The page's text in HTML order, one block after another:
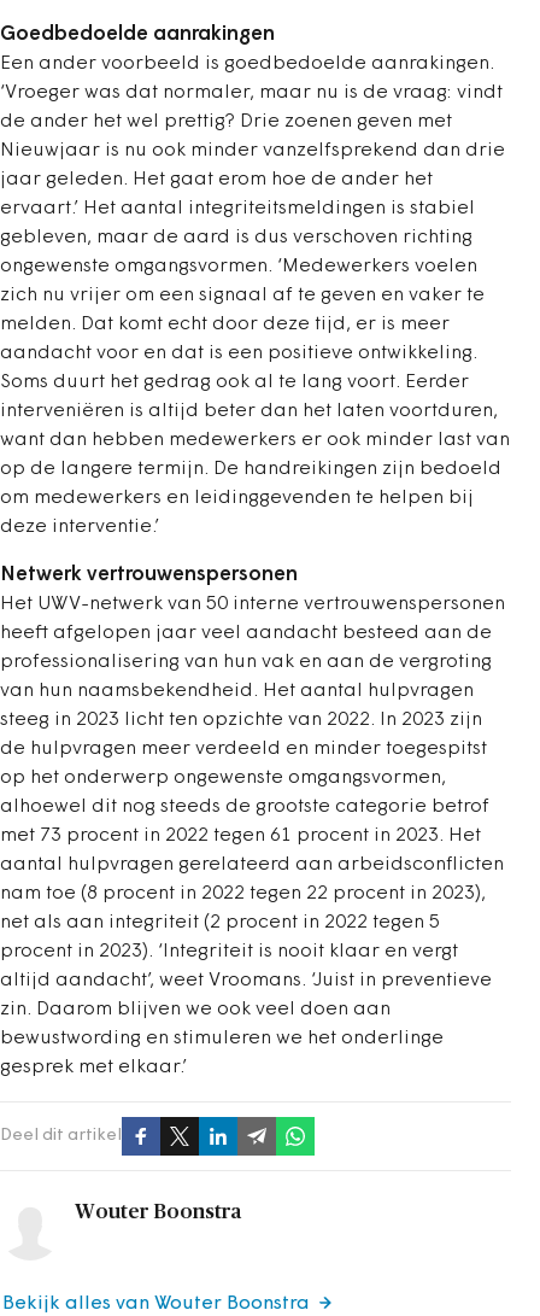
Goedbedoelde aanrakingen
Een ander voorbeeld is goedbedoelde aanrakingen.
‘Vroeger was dat normaler, maar nu is de vraag: vindt
de ander het wel prettig? Drie zoenen geven met
Nieuwjaar is nu ook minder vanzelfsprekend dan drie
jaar geleden. Het gaat erom hoe de ander het
ervaart.’ Het aantal integriteitsmeldingen is stabiel
gebleven, maar de aard is dus verschoven richting
ongewenste omgangsvormen. ‘Medewerkers voelen
zich nu vrijer om een signaal af te geven en vaker te
melden. Dat komt echt door deze tijd, er is meer
aandacht voor en dat is een positieve ontwikkeling.
Soms duurt het gedrag ook al te lang voort. Eerder
interveniëren is altijd beter dan het laten voortduren,
want dan hebben medewerkers er ook minder last van
op de langere termijn. De handreikingen zijn bedoeld
om medewerkers en leidinggevenden te helpen bij
deze interventie.’
Netwerk vertrouwenspersonen
Het UWV-netwerk van 50 interne vertrouwenspersonen
heeft afgelopen jaar veel aandacht besteed aan de
professionalisering van hun vak en aan de vergroting
van hun naamsbekendheid. Het aantal hulpvragen
steeg in 2023 licht ten opzichte van 2022.
In 2023 zijn
de hulpvragen meer verdeeld en minder toegespitst
op het onderwerp ongewenste omgangsvormen,
alhoewel dit nog steeds de grootste categorie betrof
met 73 procent in 2022 tegen 61 procent in 2023. Het
aantal hulpvragen gerelateerd aan arbeidsconflicten
nam toe (8 procent in 2022 tegen 22 procent in 2023),
net als aan integriteit (2 procent in 2022 tegen 5
procent in 2023). ‘ Integriteit is nooit klaar en vergt
altijd aandacht’, weet Vroomans. ‘Juist in preventieve
zin. Daarom blijven we ook veel doen aan
bewustwording en stimuleren we het onderlinge
gesprek met elkaar.’
Deel dit artikel
Wouter Boonstra
Bekijk alles van Wouter Boonstra